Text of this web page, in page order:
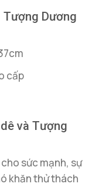
Dương
cấp
và Tượng
sức mạnh, sự
khăn thử thách